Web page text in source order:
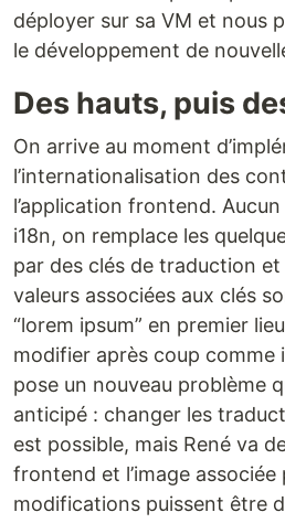
déployer sur sa VM et nous
le développement de
Des hauts, puis
On arrive au moment
l’internationalisation des
l’application frontend.
i18n, on remplace les
par des clés de traduction
valeurs associées aux clés
“lorem ipsum” en premier
modifier après coup comme
pose un nouveau problème
anticipé : changer les
est possible, mais René va
frontend et l’image associée
modifications puissent être